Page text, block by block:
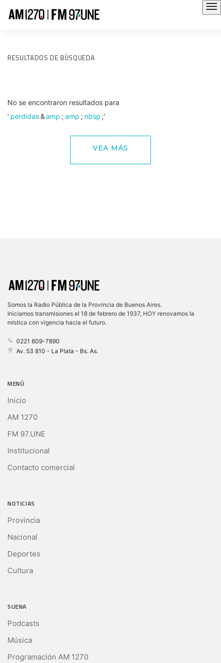
RESULTADOS DE BÚSQUEDA
No se encontraron resultados para
' perdidas&amp ; amp ; nbsp ;'
VEA MÁS
Somos la Radio Pública de la Provincia de Buenos Aires.
Iniciamos transmisiones el 18 de febrero de 1937, HOY renovamos la
mística con vigencia hacia el futuro.
0221 609-7890
Av. 53 810 - La Plata - Bs. As.
MENÚ
Inicio
AM 1270
FM 97.UNE
Institucional
Contacto comercial
NOTICIAS
Provincia
Nacional
Deportes
Cultura
SUENA
Podcasts
Música
Programación AM 1270